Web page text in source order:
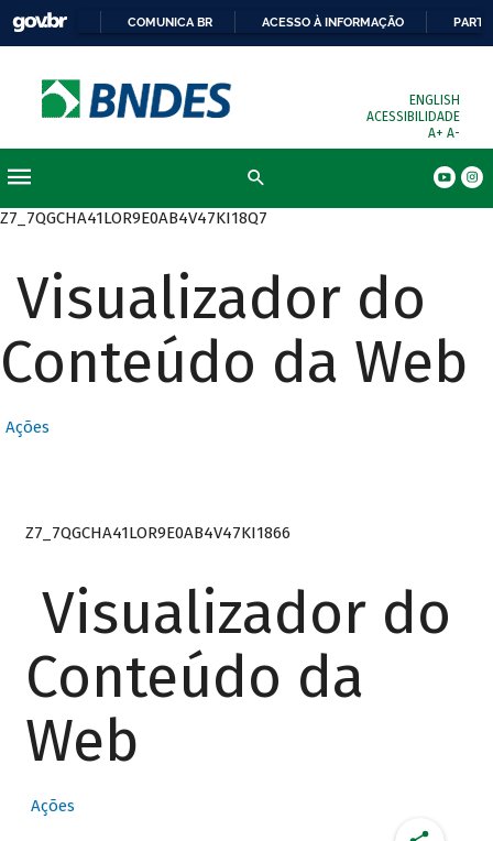
COMUNICA BR ACESSO À INFORMAÇÃO
ENGLISH
ACESSIBILIDADE
A+ A-
Z7_7QGCHA41LOR9E0AB4V47KI18Q7
Visualizador do
Conteúdo da Web
Ações
Z7_7QGCHA41LOR9E0AB4V47KI1866
Visualizador do
Conteúdo da
Web
Ações